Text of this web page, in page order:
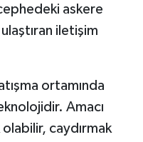
cephedeki askere
iletişim
ortamında
Amacı
caydırmak